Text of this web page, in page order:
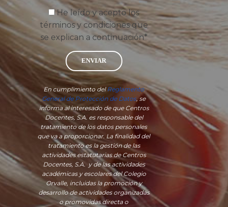
He leído y acepto los
términos y condiciones que
se explican a continuación*
ENVIAR
En cumplimiento delReglamento
General de Protección de Datos, se
informa al interesado de que Centros
Docentes, S.A. es responsable del
tratamiento de los datos personales
que va a proporcionar. La finalidad del
tratamiento es la gestión de las
actividades estatutarias de Centros
Docentes, S.A. y de las actividades
académicas y escolares del Colegio
Orvalle, incluidas la promoción y
desarrollo de actividades organizadas
o promovidas directa o